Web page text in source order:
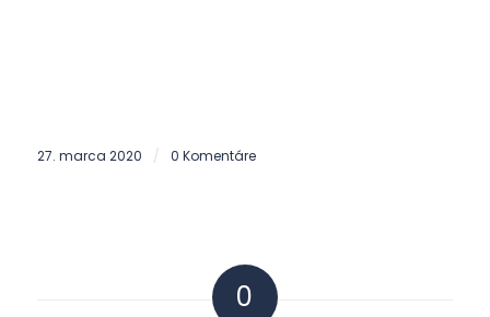
27. marca 2020 / 0 Komentáre
0